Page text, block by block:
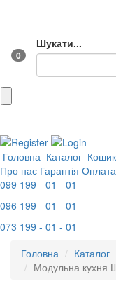
0
Шукати...
Головна Каталог Кошик
Про нас Гарантія Оплата
099 199 - 01 - 01
096 199 - 01 - 01
073 199 - 01 - 01
Головна
Каталог
Модульна кухня